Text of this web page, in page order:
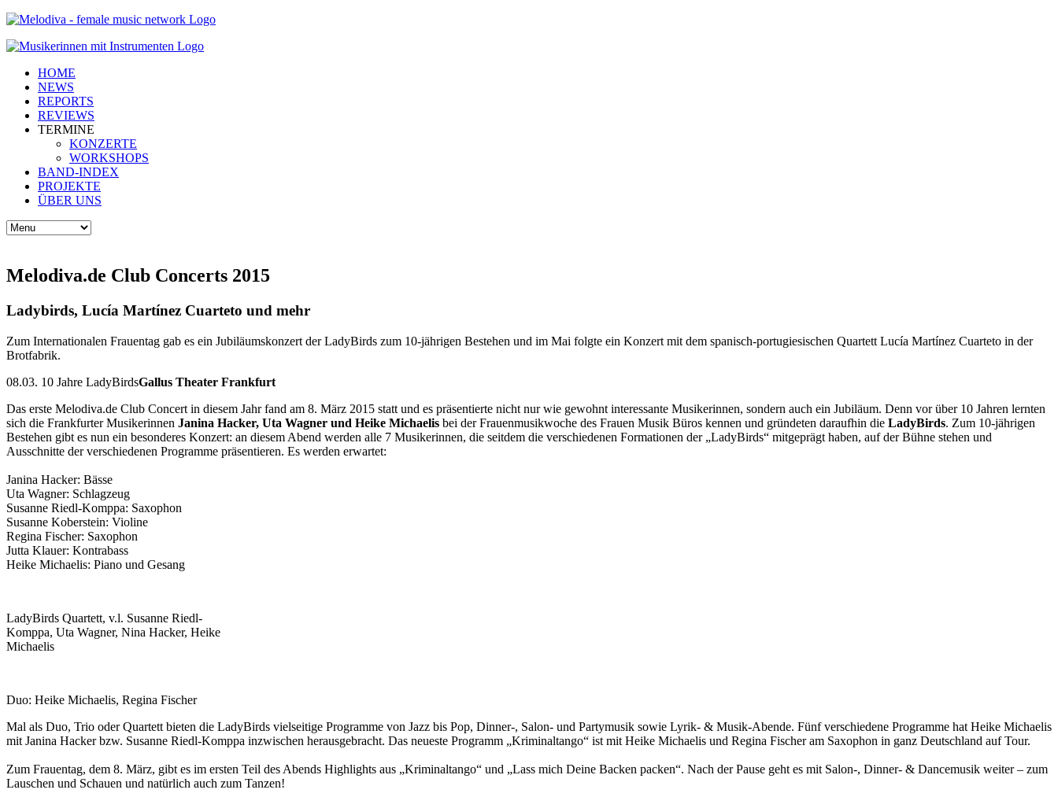
HOME
NEWS
REPORTS
REVIEWS
TERMINE
KONZERTE
WORKSHOPS
BAND-INDEX
PROJEKTE
ÜBER UNS
Melodiva.de Club Concerts 2015
Ladybirds, Lucía Martínez Cuarteto und mehr
Zum Internationalen Frauentag gab es ein Jubiläumskonzert der LadyBirds zum 10-jährigen Bestehen und im Mai folgte ein Konzert mit dem spanisch-portugiesischen Quartett Lucía Martínez Cuarteto in der
Brotfabrik.
08.03. 10 Jahre LadyBirdsGallus Theater Frankfurt
Das erste Melodiva.de Club Concert in diesem Jahr fand am 8. März 2015 statt und es präsentierte nicht nur wie gewohnt interessante Musikerinnen, sondern auch ein Jubiläum. Denn vor über 10 Jahren lernten
sich die Frankfurter Musikerinnen Janina Hacker, Uta Wagner und Heike Michaelis bei der Frauenmusikwoche des Frauen Musik Büros kennen und gründeten daraufhin die LadyBirds. Zum 10-jährigen
Bestehen gibt es nun ein besonderes Konzert: an diesem Abend werden alle 7 Musikerinnen, die seitdem die verschiedenen Formationen der „LadyBirds“ mitgeprägt haben, auf der Bühne stehen und
Ausschnitte der verschiedenen Programme präsentieren. Es werden erwartet:
Janina Hacker: Bässe
Uta Wagner: Schlagzeug
Susanne Riedl-Komppa: Saxophon
Susanne Koberstein: Violine
Regina Fischer: Saxophon
Jutta Klauer: Kontrabass
Heike Michaelis: Piano und Gesang
LadyBirds Quartett, v.l. Susanne Riedl-
Komppa, Uta Wagner, Nina Hacker, Heike
Michaelis
Duo: Heike Michaelis, Regina Fischer
Mal als Duo, Trio oder Quartett bieten die LadyBirds vielseitige Programme von Jazz bis Pop, Dinner-, Salon- und Partymusik sowie Lyrik- & Musik-Abende. Fünf verschiedene Programme hat Heike Michaelis
mit Janina Hacker bzw. Susanne Riedl-Komppa inzwischen herausgebracht. Das neueste Programm „Kriminaltango“ ist mit Heike Michaelis und Regina Fischer am Saxophon in ganz Deutschland auf Tour.
Zum Frauentag, dem 8. März, gibt es im ersten Teil des Abends Highlights aus „Kriminaltango“ und „Lass mich Deine Backen packen“. Nach der Pause geht es mit Salon-, Dinner- & Dancemusik weiter – zum
Lauschen und Schauen und natürlich auch zum Tanzen!